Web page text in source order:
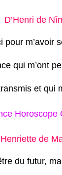
D’Henri de
pour m’avoir
qui m’ont
et
de
du futur,